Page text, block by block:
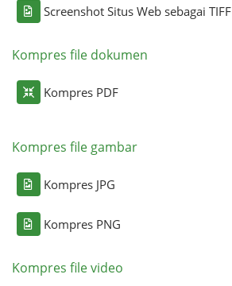
Screenshot Situs Web sebagai TIFF
Kompres file dokumen
Kompres PDF
Kompres file gambar
Kompres JPG
Kompres PNG
Kompres file video